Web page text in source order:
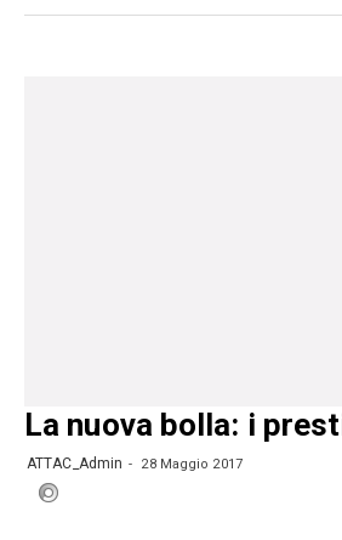
La nuova bolla: i
ATTAC_Admin 28 Maggio 2017